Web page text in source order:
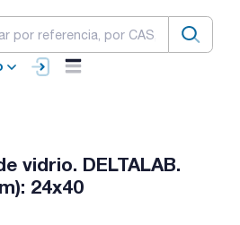
vidrio. DELTALAB.
24x40